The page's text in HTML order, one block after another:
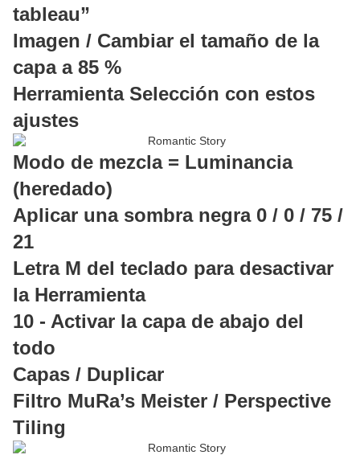
tableau”
Imagen / Cambiar el tamaño de la
capa a 85 %
Herramienta Selección con estos
ajustes
Modo de mezcla = Luminancia
(heredado)
Aplicar una sombra negra 0 / 0 / 75 /
21
Letra M del teclado para desactivar
la Herramienta
10 - Activar la capa de abajo del
todo
Capas / Duplicar
Filtro MuRa’s Meister / Perspective
Tiling